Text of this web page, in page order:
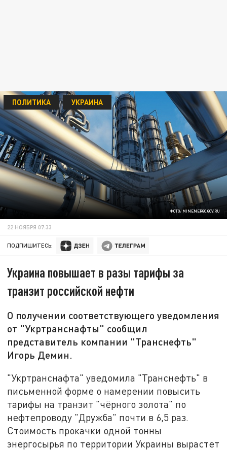
ФОТО: MINENERGO.GOV.RU
ПОЛИТИКА УКРАИНА
22 НОЯБРЯ 07:33
ПОДПИШИТЕСЬ:
Украина повышает в разы тарифы за
транзит российской нефти
О получении соответствующего уведомления
от "Укртранснафты" сообщил
представитель компании "Транснефть"
Игорь Демин.
"Укртранснафта" уведомила "Транснефть" в
письменной форме о намерении повысить
тарифы на транзит "чёрного золота" по
нефтепроводу "Дружба" почти в 6,5 раз.
Стоимость прокачки одной тонны
энергосырья по территории Украины вырастет